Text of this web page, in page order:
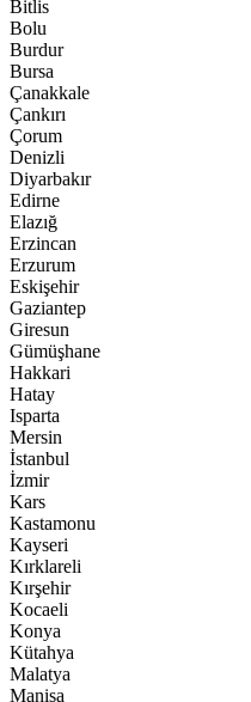
Bitlis
Bolu
Burdur
Bursa
Çanakkale
Çankırı
Çorum
Denizli
Diyarbakır
Edirne
Elazığ
Erzincan
Erzurum
Eskişehir
Gaziantep
Giresun
Gümüşhane
Hakkari
Hatay
Isparta
Mersin
İstanbul
İzmir
Kars
Kastamonu
Kayseri
Kırklareli
Kırşehir
Kocaeli
Konya
Kütahya
Malatya
Manisa